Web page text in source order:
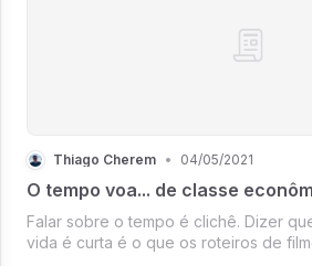
Thiago Cherem • 04/05/2021
O tempo voa... de classe
Falar sobre o tempo é clichê. Dizer
vida é curta é o que os roteiros de